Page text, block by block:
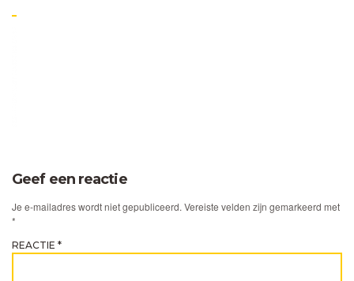
Geef een reactie
Je e-mailadres wordt niet gepubliceerd. Vereiste velden zijn gemarkeerd met
*
REACTIE *